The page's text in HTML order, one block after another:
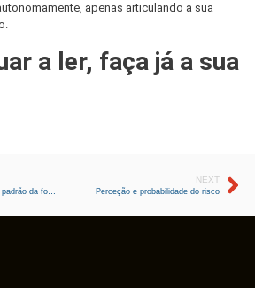
apenas articulando a sua
a ler, faça já a sua
O e-learning da IPAF eleva o padrão da formação para operadores de PEMT
NEXT
Perceção e probabilidade do risco